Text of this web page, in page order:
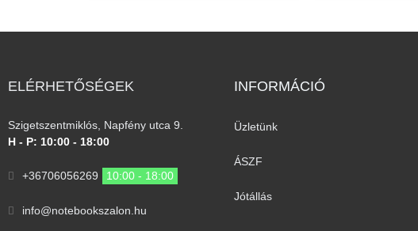
ELÉRHETŐSÉGEK
Szigetszentmiklós, Napfény utca 9.
H - P: 10:00 - 18:00
+36706056269 10:00 - 18:00
info@notebookszalon.hu
INFORMÁCIÓ​
Üzletünk
ÁSZF
Jótállás